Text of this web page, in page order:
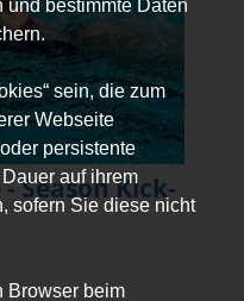
bestimmte Daten
sein, die zum
Webseite
persistente
auf ihrem
sofern Sie diese nicht
Browser beim
Season Kick-